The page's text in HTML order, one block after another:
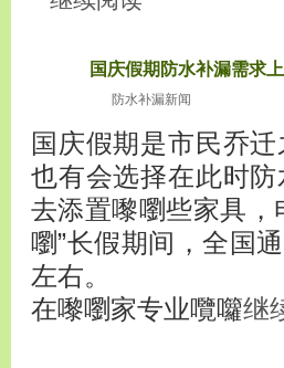
国庆假期防水补漏需求
防水补漏新闻
国庆假期是市民乔
也有会选择在此时
去添置嚟嚠些家具，
嚠”长假期间，全国
左右。
在嚟嚠家专业囕囖继